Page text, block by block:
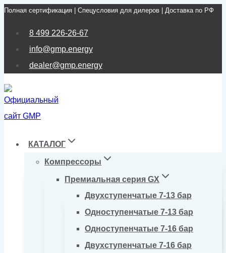
Перейти
Полная сертификация | Спецусловия для дилеров | Доставка по РФ
8 499 226-26-67
info@gmp.energy
dealer@gmp.energy
КАТАЛОГ
Компрессоры
Премиальная серия GX
Двухступенчатые 7-13 бар
Одноступенчатые 7-13 бар
Одноступенчатые 7-16 бар
Двухступенчатые 7-16 бар